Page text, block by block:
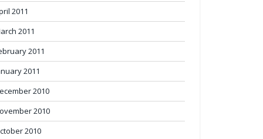
2011
2011
2011
2011
2010
2010
2010